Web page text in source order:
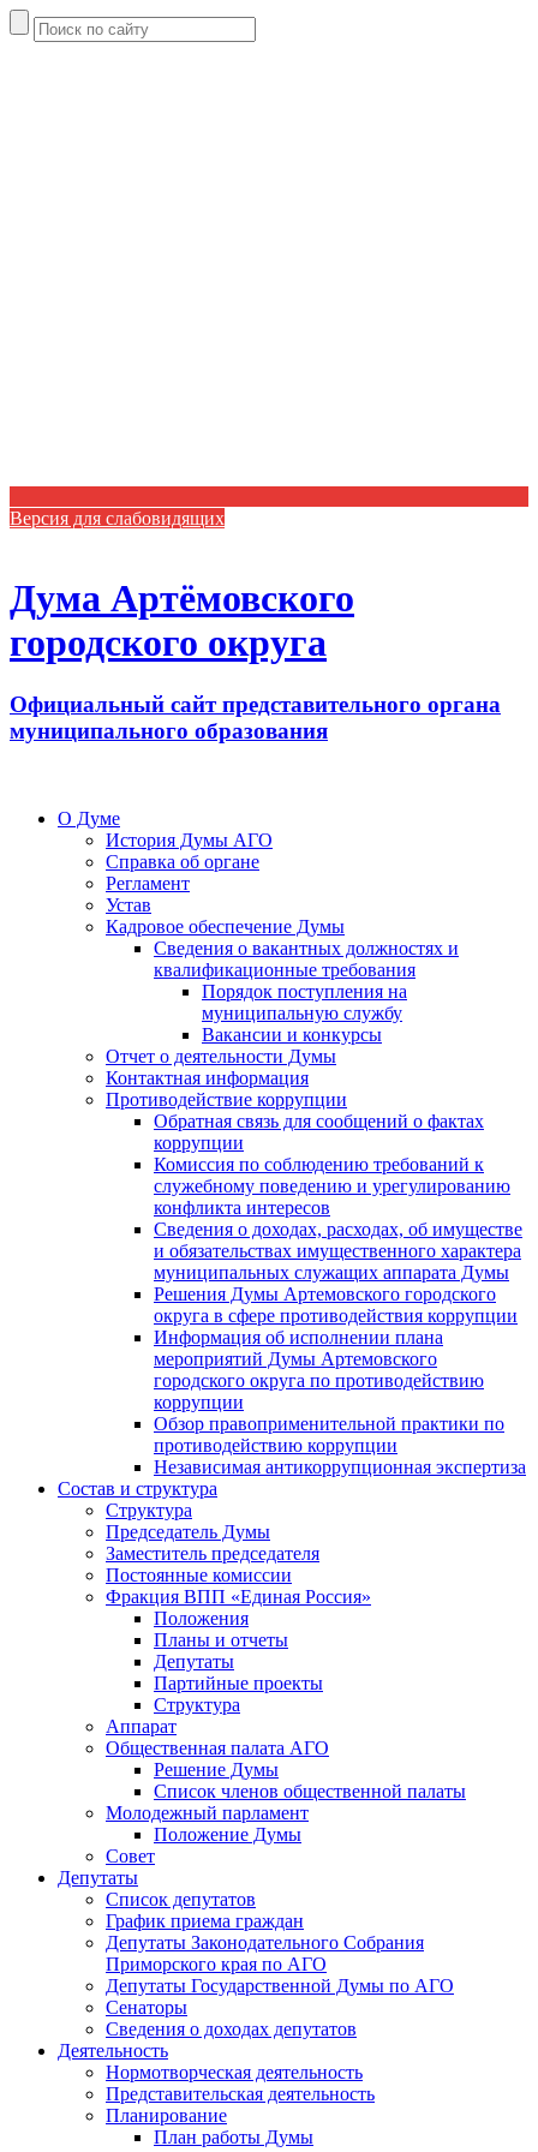
Версия для слабовидящих
Дума Артёмовского
городского округа
Официальный сайт представительного органа
муниципального образования
О Думе
История Думы АГО
Справка об органе
Регламент
Устав
Кадровое обеспечение Думы
Сведения о вакантных должностях и
квалификационные требования
Порядок поступления на
муниципальную службу
Вакансии и конкурсы
Отчет о деятельности Думы
Контактная информация
Противодействие коррупции
Обратная связь для сообщений о фактах
коррупции
Комиссия по соблюдению требований к
служебному поведению и урегулированию
конфликта интересов
Сведения о доходах, расходах, об имуществе
и обязательствах имущественного характера
муниципальных служащих аппарата Думы
Решения Думы Артемовского городского
округа в сфере противодействия коррупции
Информация об исполнении плана
мероприятий Думы Артемовского
городского округа по противодействию
коррупции
Обзор правоприменительной практики по
противодействию коррупции
Независимая антикоррупционная экспертиза
Состав и структура
Структура
Председатель Думы
Заместитель председателя
Постоянные комиссии
Фракция ВПП «Единая Россия»
Положения
Планы и отчеты
Депутаты
Партийные проекты
Структура
Аппарат
Общественная палата АГО
Решение Думы
Список членов общественной палаты
Молодежный парламент
Положение Думы
Совет
Депутаты
Список депутатов
График приема граждан
Депутаты Законодательного Собрания
Приморского края по АГО
Депутаты Государственной Думы по АГО
Сенаторы
Сведения о доходах депутатов
Деятельность
Нормотворческая деятельность
Представительская деятельность
Планирование
План работы Думы